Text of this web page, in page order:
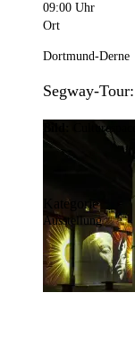
09:00 Uhr
Ort
Dortmund-Derne
Segway-
Kategorie
Ausstellung